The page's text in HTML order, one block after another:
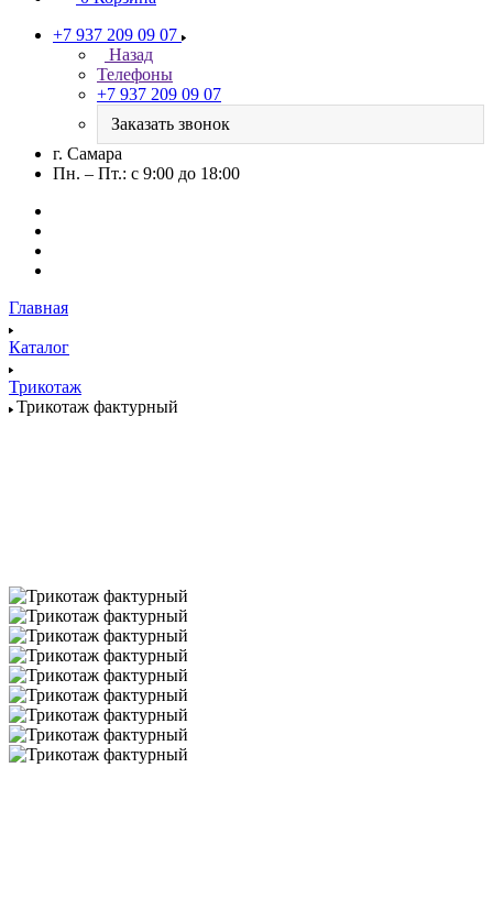
+7 937 209 09 07
Назад
Телефоны
+7 937 209 09 07
Заказать звонок
г. Самара
Пн. – Пт.: с 9:00 до 18:00
Главная
Каталог
Трикотаж
Трикотаж фактурный